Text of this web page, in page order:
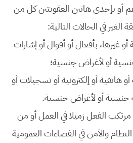
إلى 10.000 درهم أو بإحدى هاتين العقوبتين كل من
في الحالات التالية:
غيرها، بأفعال أو أقوال أو إشارات
أو لأغراض جنسية؛
هاتفية أو إلكترونية أو تسجيلات أو
أو لأغراض جنسية.
الفعل زميلا في العمل أو من
والأمن في الفضاءات العمومية